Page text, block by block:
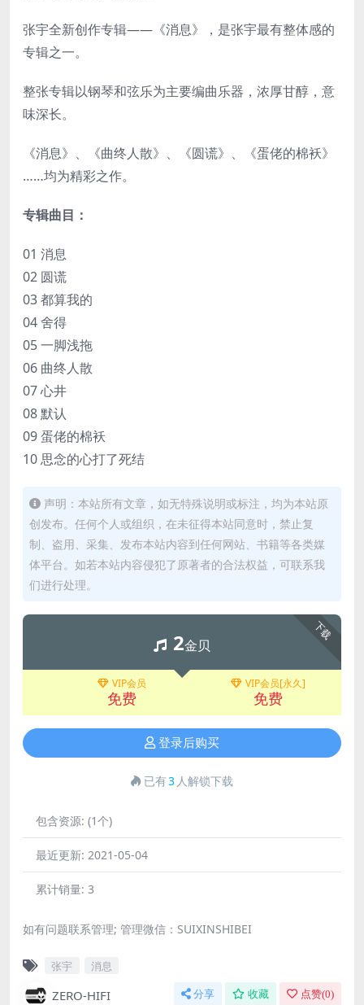
张宇全新创作专辑——《消息》，是张宇最有整体感的
专辑之一。
整张专辑以钢琴和弦乐为主要编曲乐器，浓厚甘醇，意
味深长。
《消息》、《曲终人散》、《圆谎》、《蛋佬的棉袄》
……均为精彩之作。
专辑曲目：
01 消息
02 圆谎
03 都算我的
04 舍得
05 一脚浅拖
06 曲终人散
07 心井
08 默认
09 蛋佬的棉袄
10 思念的心打了死结
声明：本站所有文章，如无特殊说明或标注，均为本站原
创发布。任何个人或组织，在未征得本站同意时，禁止复
制、盗用、采集、发布本站内容到任何网站、书籍等各类媒
体平台。如若本站内容侵犯了原著者的合法权益，可联系我
们进行处理。
下载
2金贝
VIP会员
免费
VIP会员[永久]
免费
登录后购买
已有3 人解锁下载
包含资源: (1个)
最近更新: 2021-05-04
累计销量: 3
如有问题联系管理; 管理微信：SUIXINSHIBEI
张宇 消息
ZERO-HIFI 分享 收藏 点赞(0)